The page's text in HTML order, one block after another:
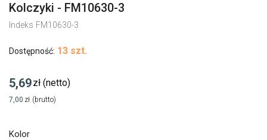
Kolczyki - FM10630-3
Indeks FM10630-3
Dostępność: 13 szt.
5,69zł (netto)
7,00 zł (brutto)
Kolor